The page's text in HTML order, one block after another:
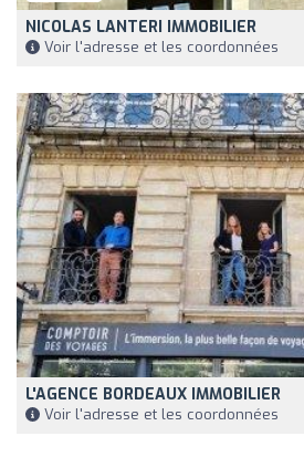
NICOLAS LANTERI IMMOBILIER
Voir l'adresse et les coordonnées
L'AGENCE BORDEAUX IMMOBILIER
Voir l'adresse et les coordonnées